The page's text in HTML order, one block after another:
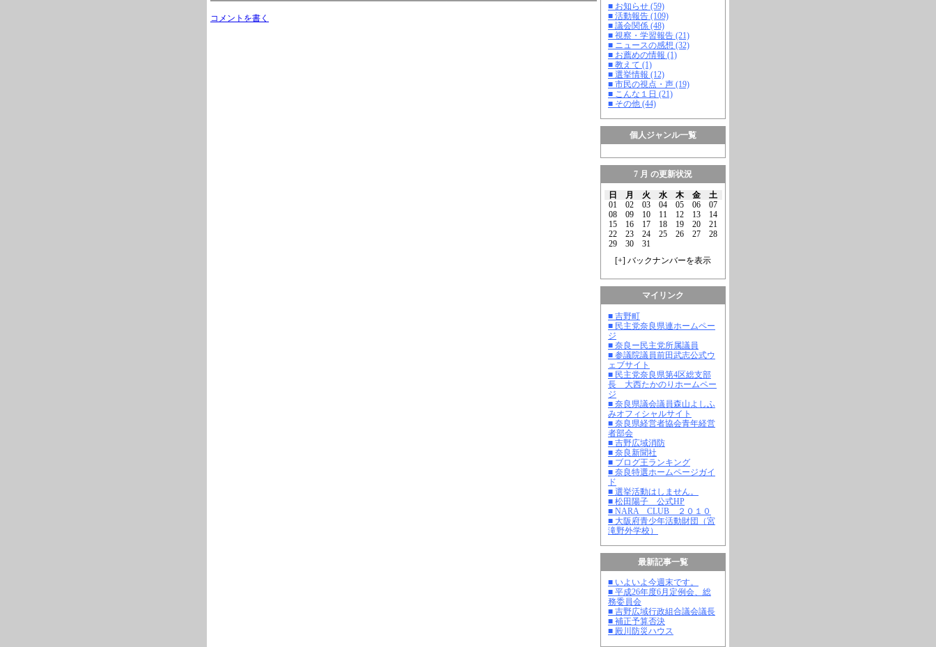
■ お知らせ (59)
■ 活動報告 (109)
■ 議会関係 (48)
■ 視察・学習報告 (21)
■ ニュースの感想 (32)
■ お薦めの情報 (1)
■ 教えて (1)
■ 選挙情報 (12)
■ 市民の視点・声 (19)
■ こんな１日 (21)
■ その他 (44)
個人ジャンル一覧
7 月 の更新状況
日 月 火 水 木 金
土
01
02 03 04 05 06
07
08
09 10 11 12 13
14
15
16 17 18 19 20
21
22
23 24 25 26 27
28
29
30
31
[+] バックナンバーを表示
マイリンク
■ 吉野町
■ 民主党奈良県連ホームペー
ジ
■ 奈良ー民主党所属議員
■ 参議院議員前田武志公式ウ
ェブサイト
■ 民主党奈良県第4区総支部
長 大西たかのりホームペー
ジ
■ 奈良県議会議員森山よしふ
みオフィシャルサイト
■ 奈良県経営者協会青年経営
者部会
■ 吉野広域消防
■ 奈良新聞社
■ ブログ王ランキング
■ 奈良特選ホームページガイ
ド
■ 選挙活動はしません。
■ 松田陽子 公式HP
■ NARA CLUB ２０１０
■ 大阪府青少年活動財団（宮
滝野外学校）
最新記事一覧
■ いよいよ今週末です。
■ 平成26年度6月定例会、総
務委員会
■ 吉野広域行政組合議会議長
■ 補正予算否決
■ 殿川防災ハウス
コメントを書く